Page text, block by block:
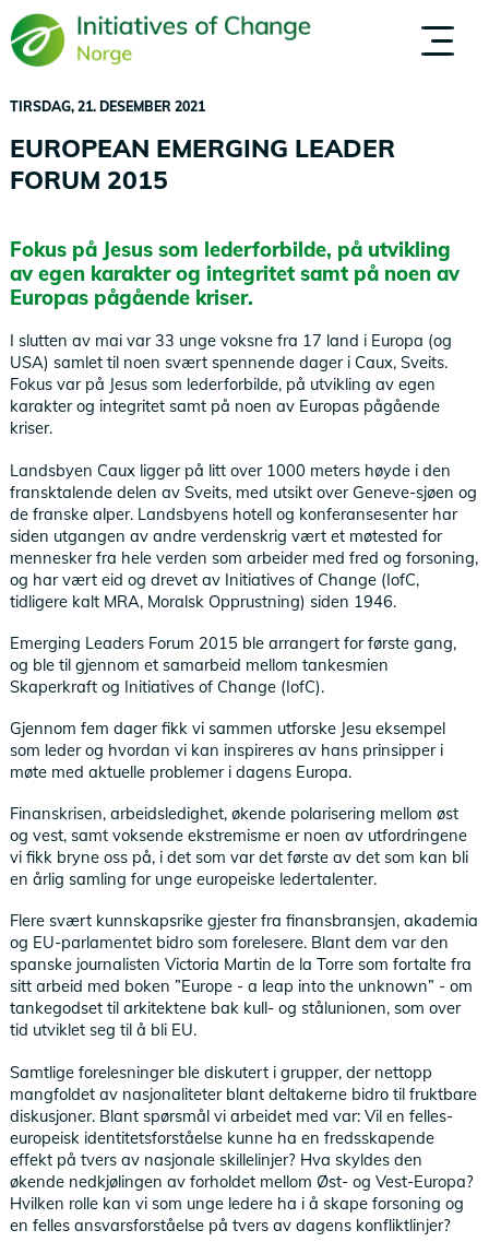
Hopp
til
hovedinnhold
OM OSS MENNESKER
TIRSDAG, 21. DESEMBER 2021
EUROPEAN EMERGING LEADER
FORUM 2015
Fokus på Jesus som lederforbilde, på utvikling
av egen karakter og integritet samt på noen av
Europas pågående kriser.
I slutten av mai var 33 unge voksne fra 17 land i Europa (og
USA) samlet til noen svært spennende dager i Caux, Sveits.
Fokus var på Jesus som lederforbilde, på utvikling av egen
karakter og integritet samt på noen av Europas pågående
kriser.
Landsbyen Caux ligger på litt over 1000 meters høyde i den
fransktalende delen av Sveits, med utsikt over Geneve-sjøen og
de franske alper. Landsbyens hotell og konferansesenter har
siden utgangen av andre verdenskrig vært et møtested for
mennesker fra hele verden som arbeider med fred og forsoning,
og har vært eid og drevet av Initiatives of Change (IofC,
tidligere kalt MRA, Moralsk Opprustning) siden 1946.
Emerging Leaders Forum 2015 ble arrangert for første gang,
og ble til gjennom et samarbeid mellom tankesmien
Skaperkraft og Initiatives of Change (IofC).
Gjennom fem dager fikk vi sammen utforske Jesu eksempel
som leder og hvordan vi kan inspireres av hans prinsipper i
møte med aktuelle problemer i dagens Europa.
Finanskrisen, arbeidsledighet, økende polarisering mellom øst
og vest, samt voksende ekstremisme er noen av utfordringene
vi fikk bryne oss på, i det som var det første av det som kan bli
en årlig samling for unge europeiske ledertalenter.
Flere svært kunnskapsrike gjester fra finansbransjen, akademia
og EU-parlamentet bidro som forelesere. Blant dem var den
spanske journalisten Victoria Martin de la Torre som fortalte fra
sitt arbeid med boken ”Europe - a leap into the unknown” - om
tankegodset til arkitektene bak kull- og stålunionen, som over
tid utviklet seg til å bli EU.
Samtlige forelesninger ble diskutert i grupper, der nettopp
mangfoldet av nasjonaliteter blant deltakerne bidro til fruktbare
diskusjoner. Blant spørsmål vi arbeidet med var: Vil en felles-
europeisk identitetsforståelse kunne ha en fredsskapende
effekt på tvers av nasjonale skillelinjer? Hva skyldes den
økende nedkjølingen av forholdet mellom Øst- og Vest-Europa?
Hvilken rolle kan vi som unge ledere ha i å skape forsoning og
en felles ansvarsforståelse på tvers av dagens konfliktlinjer?